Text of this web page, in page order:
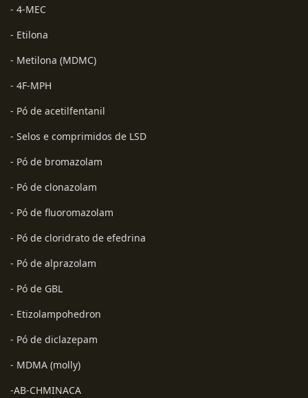
- 4-MEC
- Etilona
- Metilona (MDMC)
- 4F-MPH
- Pó de acetilfentanil
- Selos e comprimidos de LSD
- Pó de bromazolam
- Pó de clonazolam
- Pó de fluoromazolam
- Pó de cloridrato de efedrina
- Pó de alprazolam
- Pó de GBL
- Etizolampohedron
- Pó de diclazepam
- MDMA (molly)
-AB-CHMINACA